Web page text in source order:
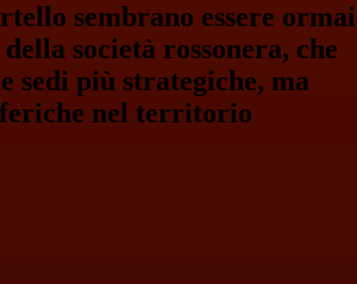
sembrano essere ormai
società rossonera, che
sedi più strategiche, ma
nel territorio